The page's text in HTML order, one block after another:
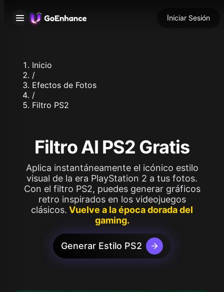
Iniciar Sesión
Inicio
/
Efectos de Fotos
/
Filtro PS2
Filtro AI PS2 Gratis
Aplica instantáneamente el icónico estilo
visual de la era PlayStation 2 a tus fotos.
Con el filtro PS2, puedes generar gráficos
retro inspirados en los videojuegos
clásicos. Vuelve a la época dorada del
gaming.
Generar Estilo PS2